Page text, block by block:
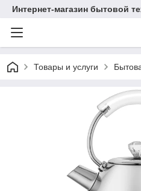
Интернет-магазин бытовой
Товары и услуги